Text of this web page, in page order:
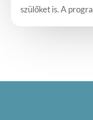
szülőket is. A